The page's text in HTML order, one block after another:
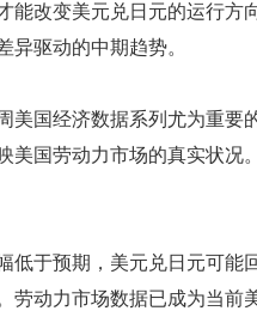
能改变美元兑日元的运行方
异驱动的中期趋势。
国经济数据系列尤为重要的
美国劳动力市场的真实状况
于预期，美元兑日元可能回
劳动力市场数据已成为当前